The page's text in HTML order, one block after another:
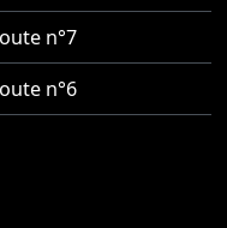
n°7
n°6